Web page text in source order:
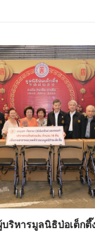
ริหารมูลนิธิป่อเต็กตึ๊